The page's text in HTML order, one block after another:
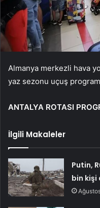
Almanya merkezli hava
yaz sezonu uçuş
ANTALYA ROTASI
İlgili Makaleler
Putin,
bin kişi